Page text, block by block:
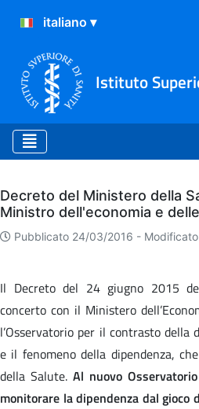
Istituto
Archivio
Decreto del Ministero della
Ministro dell'economia e
Pubblicato 24/03/2016 -
Il Decreto del 24 giugno 2015
concerto con il Ministero
l’Osservatorio per il contrasto della
e il fenomeno della dipendenza,
della Salute.Al nuovo
monitorare la dipendenza dal gioco